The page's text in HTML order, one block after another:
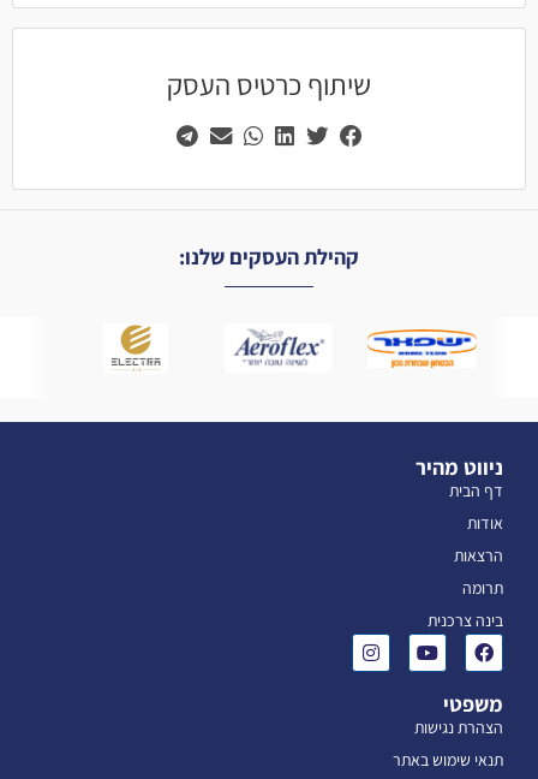
שיתוף כרטיס העסק
קהילת העסקים שלנו:
ניווט מהיר
דף הבית
אודות
הרצאות
תרומה
בינה צרכנית
משפטי
הצהרת נגישות
תנאי שימוש באתר